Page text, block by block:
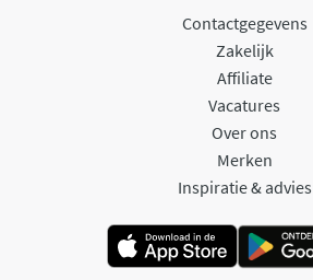
Contactgegevens
Zakelijk
Affiliate
Vacatures
Over ons
Merken
Inspiratie & advies